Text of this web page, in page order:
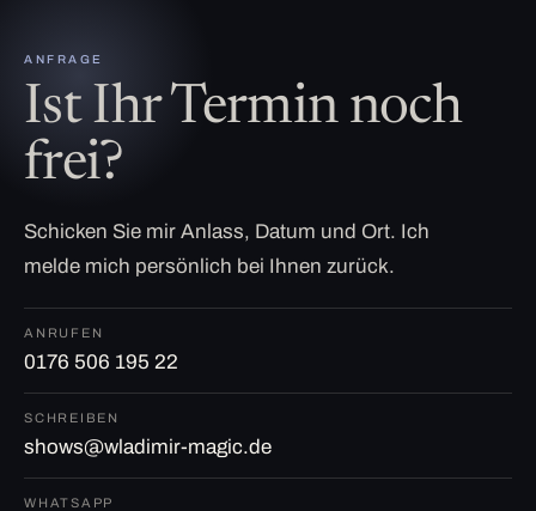
ANFRAGE
Ist Ihr Termin noch
frei?
Schicken Sie mir Anlass, Datum und Ort. Ich
melde mich persönlich bei Ihnen zurück.
ANRUFEN
0176 506 195 22
SCHREIBEN
shows@wladimir-magic.de
WHATSAPP